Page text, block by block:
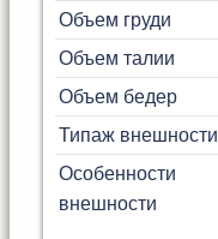
Объем груди
Объем талии
Объем бедер
Типаж внешности
Особенности
внешности